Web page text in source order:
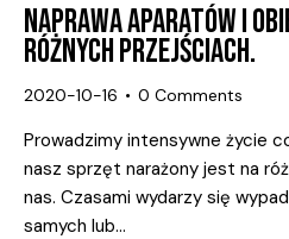
NAPRAWA APARATÓW I
RÓŻNYCH PRZEJŚCIACH.
2020-10-16 0 Comments
Prowadzimy intensywne życie
nasz sprzęt narażony jest na
nas. Czasami wydarzy się
samych lub…